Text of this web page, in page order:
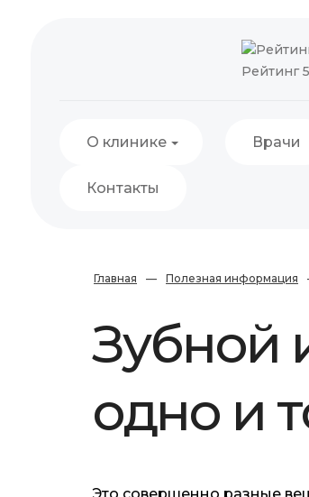
Рейтинг
О клинике Врачи
Контакты
Главная — Полезная информация
Зубной
одно и